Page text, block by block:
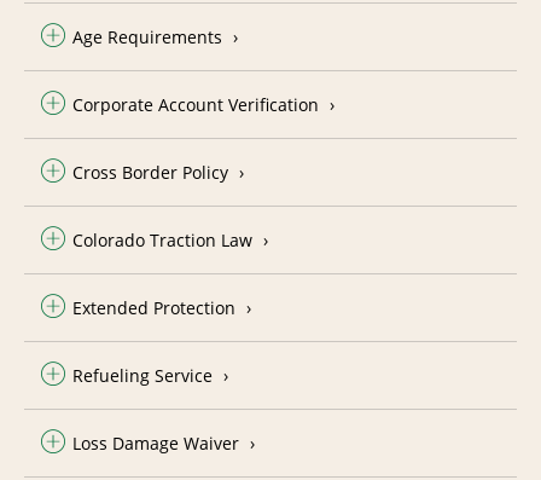
Age Requirements
Corporate Account Verification
Cross Border Policy
Colorado Traction Law
Extended Protection
Refueling Service
Loss Damage Waiver